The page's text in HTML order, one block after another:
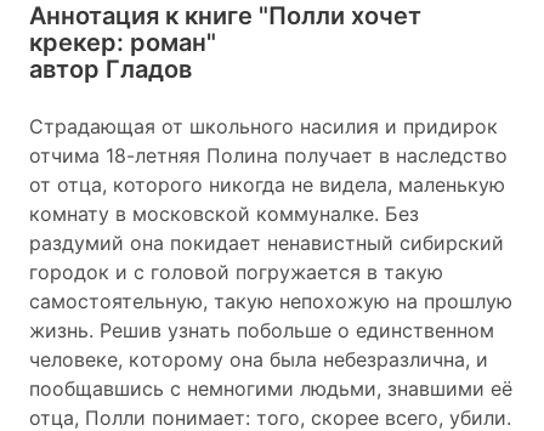
Аннотация к книге "Полли хочет
крекер: роман"
автор Гладов
Страдающая от школьного насилия и придирок
отчима 18-летняя Полина получает в наследство
от отца, которого никогда не видела, маленькую
комнату в московской коммуналке. Без
раздумий она покидает ненавистный сибирский
городок и с головой погружается в такую
самостоятельную, такую непохожую на прошлую
жизнь. Решив узнать побольше о единственном
человеке, которому она была небезразлична, и
пообщавшись с немногими людьми, знавшими её
отца, Полли понимает: того, скорее всего, убили.